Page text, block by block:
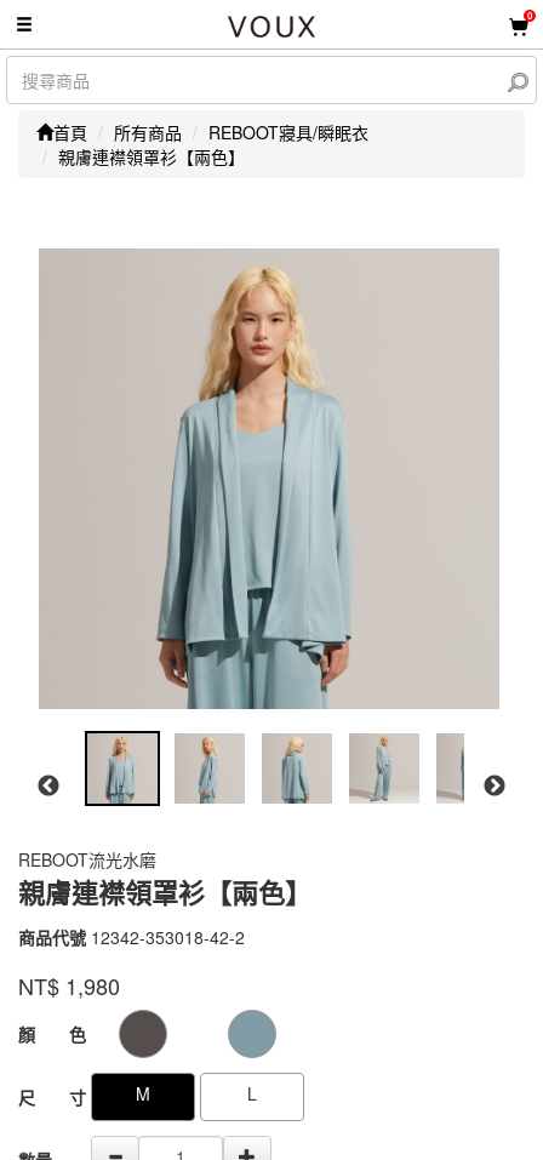
0
首頁 所有商品
REBOOT寢具/瞬眠衣
親膚連襟領罩衫【兩色】
REBOOT流光水磨
親膚連襟領罩衫【兩色】
商品代號 12342-353018-42-2
12342-
42-
品牌 VOUX
NT$ 1,980
GOODS000000000000000104751
顏 色
尺 寸 M L